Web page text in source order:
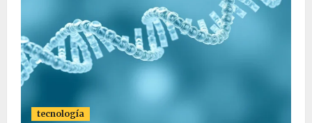
tecnología